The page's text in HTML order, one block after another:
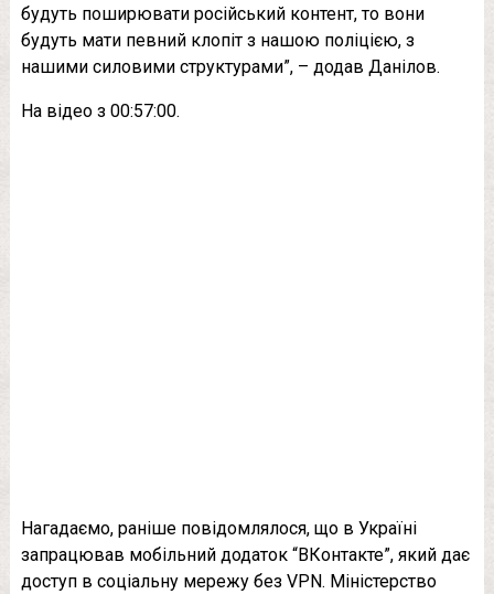
будуть поширювати російський контент, то вони
будуть мати певний клопіт з нашою поліцією, з
нашими силовими структурами”, – додав Данілов.
На відео з 00:57:00.
Нагадаємо, раніше повідомлялося, що в Україні
запрацював мобільний додаток “ВКонтакте”, який дає
доступ в соціальну мережу без VPN. Міністерство